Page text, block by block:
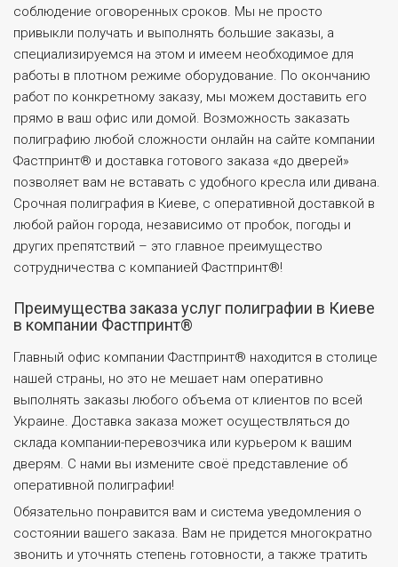
соблюдение оговоренных сроков. Мы не просто
привыкли получать и выполнять большие заказы, а
специализируемся на этом и имеем необходимое для
работы в плотном режиме оборудование. По окончанию
работ по конкретному заказу, мы можем доставить его
прямо в ваш офис или домой. Возможность заказать
полиграфию любой сложности онлайн на сайте компании
Фастпринт® и доставка готового заказа «до дверей»
позволяет вам не вставать с удобного кресла или дивана.
Срочная полиграфия в Киеве, с оперативной доставкой в
любой район города, независимо от пробок, погоды и
других препятствий – это главное преимущество
сотрудничества с компанией Фастпринт®!
Преимущества заказа услуг полиграфии в Киеве
в компании Фастпринт®
Главный офис компании Фастпринт® находится в столице
нашей страны, но это не мешает нам оперативно
выполнять заказы любого объема от клиентов по всей
Украине. Доставка заказа может осуществляться до
склада компании-перевозчика или курьером к вашим
дверям. С нами вы измените своё представление об
оперативной полиграфии!
Обязательно понравится вам и система уведомления о
состоянии вашего заказа. Вам не придется многократно
звонить и уточнять степень готовности, а также тратить